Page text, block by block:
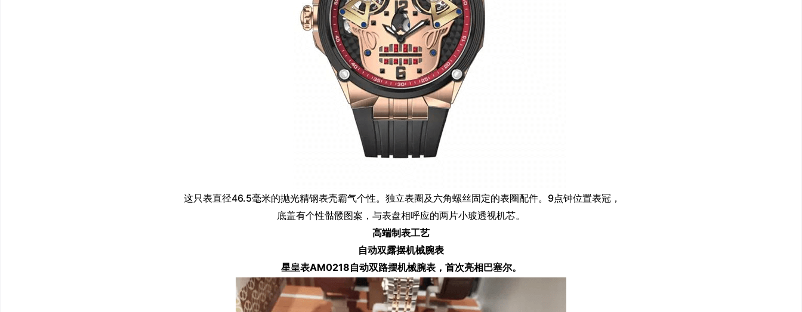
这只表直径46.5毫米的抛光精钢表壳霸气个性。独立表圈及六角螺丝固定的表圈配件。9点钟位置表冠，
底盖有个性骷髅图案，与表盘相呼应的两片小玻透视机芯。
高端制表工艺
自动双露摆机械腕表
星皇表AM0218自动双路摆机械腕表，首次亮相巴塞尔。